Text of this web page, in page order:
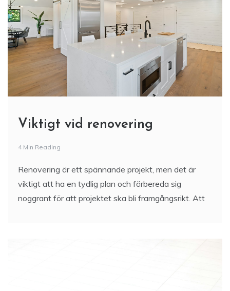
Viktigt vid renovering
4 Min Reading
Renovering är ett spännande projekt, men det är
viktigt att ha en tydlig plan och förbereda sig
noggrant för att projektet ska bli framgångsrikt. Att